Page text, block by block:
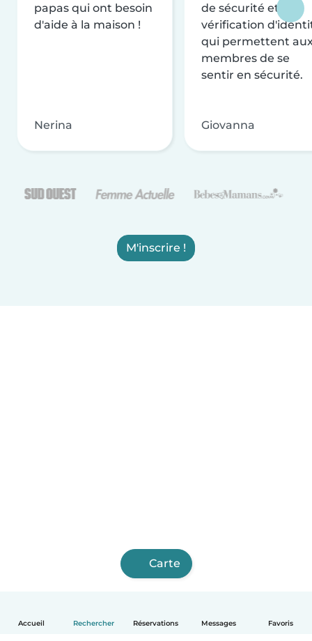
Accueil Rechercher Réservations Messages Favoris
papas qui ont besoin
d'aide à la maison !
Nerina
de sécurité et de
vérification
qui permettent
membres de se
sentir en sécurité.
Giovanna
M'inscrire !
Carte